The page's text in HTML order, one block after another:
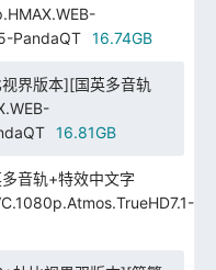
PandaQT
16.74GB
界版本][国英多音轨
16.81GB
音轨+特效中文字